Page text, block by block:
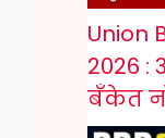
Union
2026 :
बँकेत